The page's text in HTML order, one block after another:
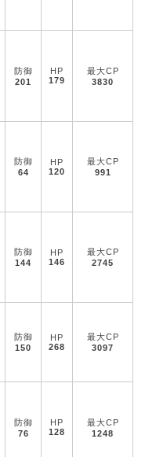
防御
201
HP
179
最大CP
3830
防御
64
HP
120
最大CP
991
防御
144
HP
146
最大CP
2745
防御
150
HP
268
最大CP
3097
防御
76
HP
128
最大CP
1248